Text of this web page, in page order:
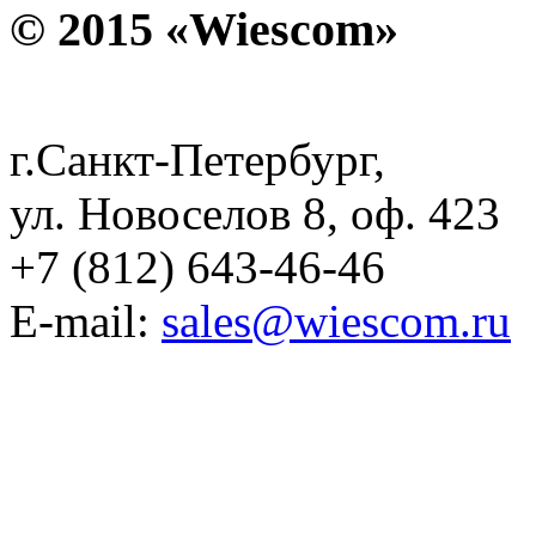
© 2015 «Wiescom»
г.Санкт-Петербург,
ул. Новоселов 8, оф. 423
+7 (812) 643-46-46
E-mail: sales@wiescom.ru